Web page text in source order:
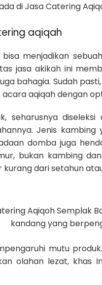
di Jasa Catering
aqiqah
menjadikan
jasa akikah ini
bahagia. Sudah
aqiqah dengan
seharusnya
Jenis
domba juga
bukan kambing
dari setahun
Aqiqoh Semplak
kandang yang
mutu
olahan lezat, khas